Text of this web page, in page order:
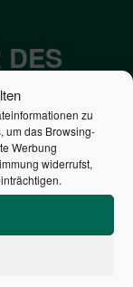
zu
um das Browsing-
Werbung
widerrufst,